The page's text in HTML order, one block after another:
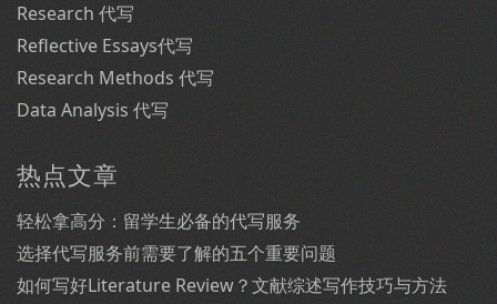
Research 代写
Reflective Essays代写
Research Methods 代写
Data Analysis 代写
热点文章
轻松拿高分：留学生必备的代写服务
选择代写服务前需要了解的五个重要问题
如何写好Literature Review？文献综述写作技巧与方法